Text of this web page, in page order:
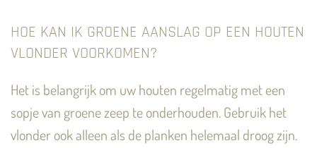
HOE KAN IK GROENE AANSLAG OP EEN HOUTEN
VLONDER VOORKOMEN?
Het is belangrijk om uw houten regelmatig met een
sopje van groene zeep te onderhouden. Gebruik het
vlonder ook alleen als de planken helemaal droog zijn.